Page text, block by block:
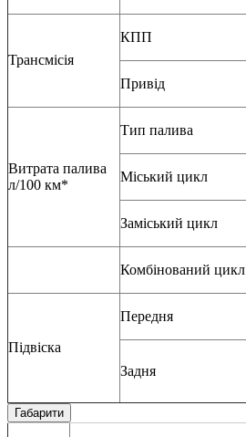
Трансмісія
КПП
Привід
Витрата палива
л/100 км*
Тип палива
Міський цикл
Заміський цикл
Комбінований цикл
Підвіска
Передня
Задня
Габарити